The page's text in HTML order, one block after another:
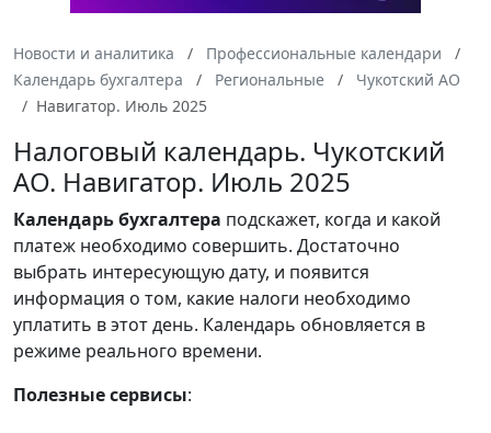
Новости и аналитика
Профессиональные календари
Календарь бухгалтера
Региональные
Чукотский АО
Навигатор. Июль 2025
Налоговый календарь. Чукотский
АО. Навигатор. Июль 2025
Календарьбухгалтера подскажет, когда и какой
платеж необходимо совершить. Достаточно
выбрать интересующую дату, и появится
информация о том, какие налоги необходимо
уплатить в этот день. Календарь обновляется в
режиме реального времени.
Полезные сервисы: